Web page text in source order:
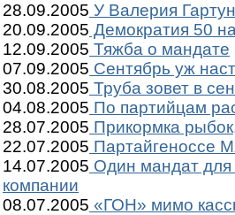
28.09.2005 У Валерия
20.09.2005 Демократия 50
12.09.2005 Тяжба о мандате
07.09.2005 Сентябрь уж
30.08.2005 Труба зовет в
04.08.2005 По партийцам
28.07.2005 Прикормка
22.07.2005 Партайгеноссе
14.07.2005 Один мандат для
компании
08.07.2005 «ГОН» мимо